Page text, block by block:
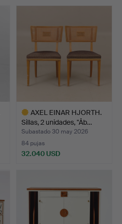
AXEL EINAR HJORTH.
Sillas, 2 unidades, "Åb…
Subastado 30 may 2026
84 pujas
32.040 USD